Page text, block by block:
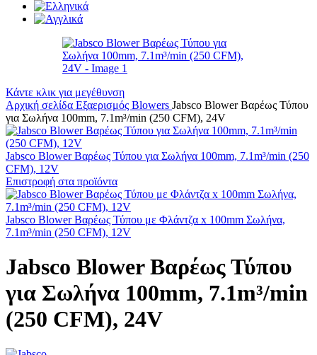
Κάντε κλικ για μεγέθυνση
Αρχική σελίδα Εξαερισμός Blowers Jabsco Blower Βαρέως Τύπου
για Σωλήνα 100mm, 7.1m³/min (250 CFM), 24V
Jabsco Blower Βαρέως Τύπου για Σωλήνα 100mm, 7.1m³/min (250
CFM), 12V
Επιστροφή στα προϊόντα
Jabsco Blower Βαρέως Τύπου με Φλάντζα x 100mm Σωλήνα,
7.1m³/min (250 CFM), 12V
Jabsco Blower Βαρέως Τύπου
για Σωλήνα 100mm, 7.1m³/min
(250 CFM), 24V